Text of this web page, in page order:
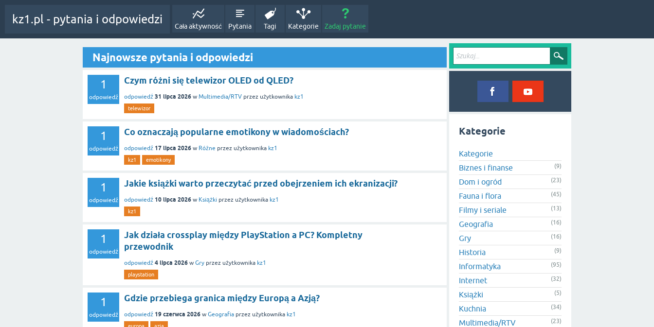
kz1.pl - pytania i odpowiedzi
Cała aktywność Pytania Tagi Kategorie Zadaj pytanie
Najnowsze pytania i odpowiedzi
1
odpowiedź
Czym różni się telewizor OLED od QLED?
odpowiedź 31 lipca 2026 w Multimedia/RTV przez użytkownika kz1
telewizor
1
odpowiedź
Co oznaczają popularne emotikony w wiadomościach?
odpowiedź 17 lipca 2026 w Różne przez użytkownika kz1
kz1 emotikony
1
odpowiedź
Jakie książki warto przeczytać przed obejrzeniem ich ekranizacji?
odpowiedź 10 lipca 2026 w Książki przez użytkownika kz1
kz1
1
odpowiedź
Jak działa crossplay między PlayStation a PC? Kompletny
przewodnik
odpowiedź 4 lipca 2026 w Gry przez użytkownika kz1
playstation
1
odpowiedź
Gdzie przebiega granica między Europą a Azją?
odpowiedź 19 czerwca 2026 w Geografia przez użytkownika kz1
Kategorie
Kategorie
Biznes i finanse
(9)
Dom i ogród (23)
Fauna i flora (45)
Filmy i seriale (13)
Geografia (16)
Gry (16)
Historia (9)
Informatyka (95)
Internet (32)
Książki (5)
Kuchnia (34)
Multimedia/RTV (23)